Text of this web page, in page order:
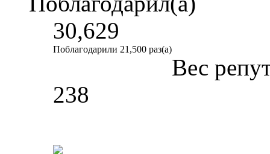
30,629
Поблагодарили 21,500 раз(а)
Вес
238